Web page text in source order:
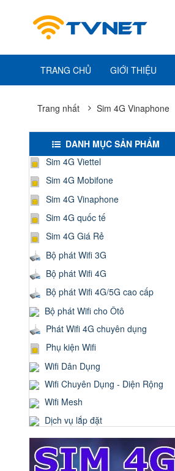
TRANG CHỦ GIỚI THIỆU
Trang nhất Sim 4G Vinaphone
DANH MỤC SẢN PHẨM
Sim 4G Viettel
Sim 4G Mobifone
Sim 4G Vinaphone
Sim 4G quốc tế
Sim 4G Giá Rẻ
Bộ phát Wifi 3G
Bộ phát Wifi 4G
Bộ phát Wifi 4G/5G cao cấp
Bộ phát Wifi cho Ôtô
Phát Wifi 4G chuyên dụng
Phụ kiện Wifi
Wifi Dân Dụng
Wifi Chuyên Dụng - Diện Rộng
Wifi Mesh
Dịch vụ lắp đặt